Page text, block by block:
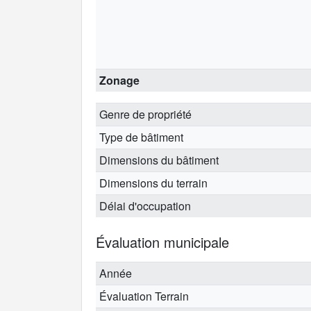
Zonage
Genre de propriété
Type de bâtiment
Dimensions du bâtiment
Dimensions du terrain
Délai d'occupation
Évaluation municipale
Année
Évaluation Terrain